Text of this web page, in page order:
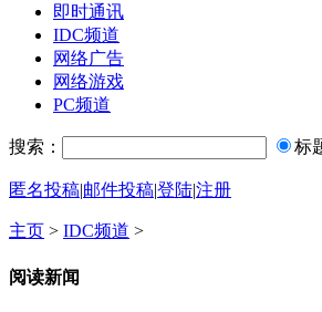
即时通讯
IDC频道
网络广告
网络游戏
PC频道
搜索： 标
匿名投稿|邮件投稿|登陆|注册
主页 > IDC频道 >
阅读新闻